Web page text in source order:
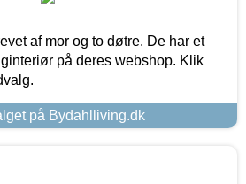
af mor og to døtre. De har et
på deres webshop. Klik
på Bydahlliving.dk